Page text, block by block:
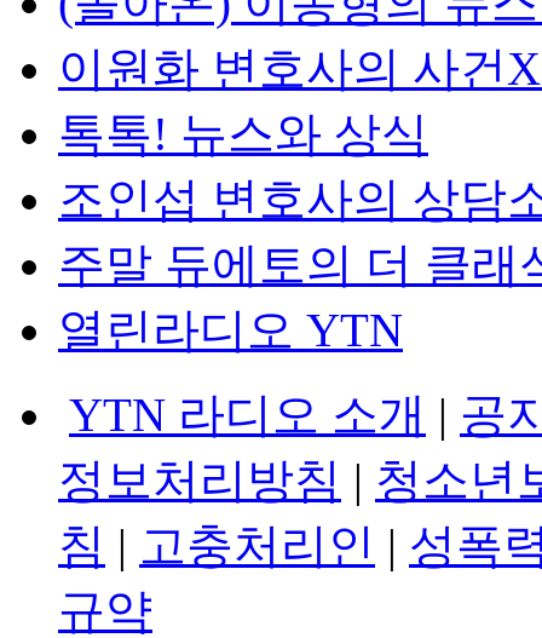
이원화 변호사의 사건
톡톡! 뉴스와 상식
조인섭 변호사의 상담
주말 듀에토의 더 클래
열린라디오 YTN
YTN 라디오 소개 | 공
정보처리방침 | 청소년
침 | 고충처리인 | 성폭
규약